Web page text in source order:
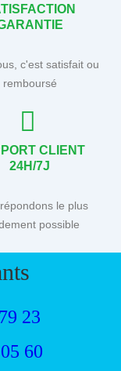
c'est satisfait ou
remboursé
CLIENT
24H/7J
le plus
possible
23
60